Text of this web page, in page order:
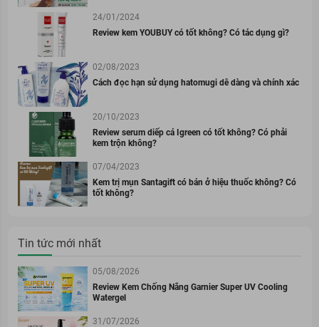
24/01/2024
Review kem YOUBUY có tốt không? Có tác dụng gì?
02/08/2023
Cách đọc hạn sử dụng hatomugi dễ dàng và chính xác
20/10/2023
Review serum diếp cá Igreen có tốt không? Có phải
kem trộn không?
07/04/2023
Kem trị mụn Santagift có bán ở hiệu thuốc không? Có
tốt không?
Tin tức mới nhất
05/08/2026
Review Kem Chống Nắng Garnier Super UV Cooling
Watergel
31/07/2026